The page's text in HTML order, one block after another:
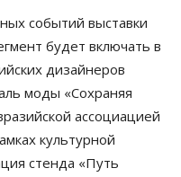
событий выставки
будет включать в
дизайнеров
моды «Сохраняя
ассоциацией
культурной
стенда «Путь